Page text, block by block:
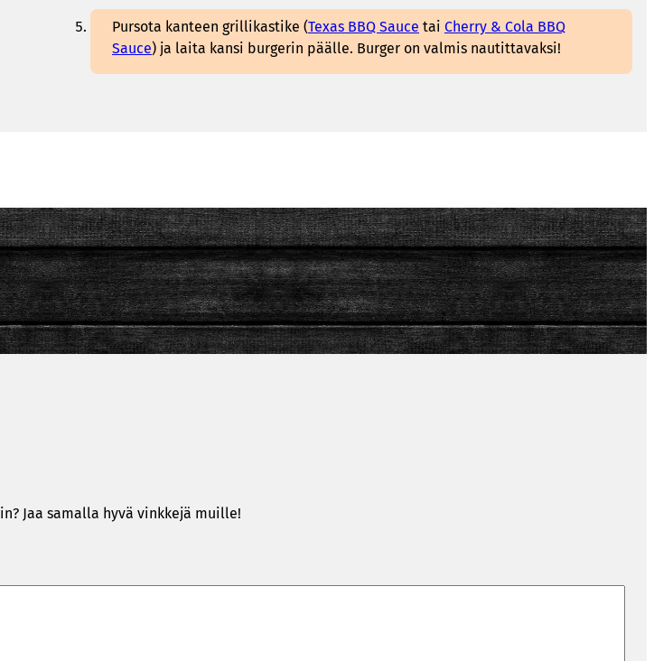
Pursota kanteen grillikastike (Texas BBQ Sauce tai Cherry & Cola BBQ
Sauce) ja laita kansi burgerin päälle. Burger on valmis nautittavaksi!
Jaa samalla hyvä vinkkejä muille!